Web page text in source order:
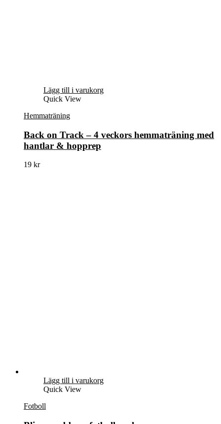
Lägg till i varukorg
Quick View
Hemmaträning
Back on Track – 4 veckors hemmaträning med
hantlar & hopprep
19 kr
Lägg till i varukorg
Quick View
Fotboll